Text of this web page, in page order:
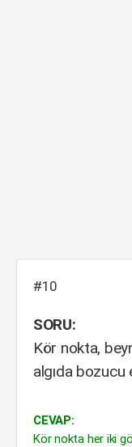
#10
SORU:
Kör nokta,
algıda bozucu
CEVAP:
Kör nokta her iki